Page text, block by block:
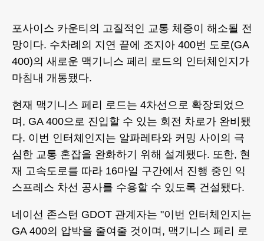
포사이스 카운티의 고질적인 교통 체증이 해소될 전
망이다. 수차례의 지연 끝에 조지아 400번 도로(GA
400)의 새로운 맥기니스 페리 로드의 인터체인지가
마침내 개통됐다.
현재 맥기니스 페리 로드는 4차선으로 확장되었으
며, GA 400으로 진입할 수 있는 회전 차로가 완비됐
다. 이번 인터체인지는 알파레타와 커밍 사이의 극
심한 교통 혼잡을 완화하기 위해 설계됐다. 또한, 현
재 고속도로를 따라 16마일 구간에서 진행 중인 익
스프레스 차선 공사를 수용할 수 있도록 건설됐다.
네이선 존스턴 GDOT 관계자는 "이번 인터체인지는
GA 400의 압박을 줄여줄 것이며, 맥기니스 페리 로